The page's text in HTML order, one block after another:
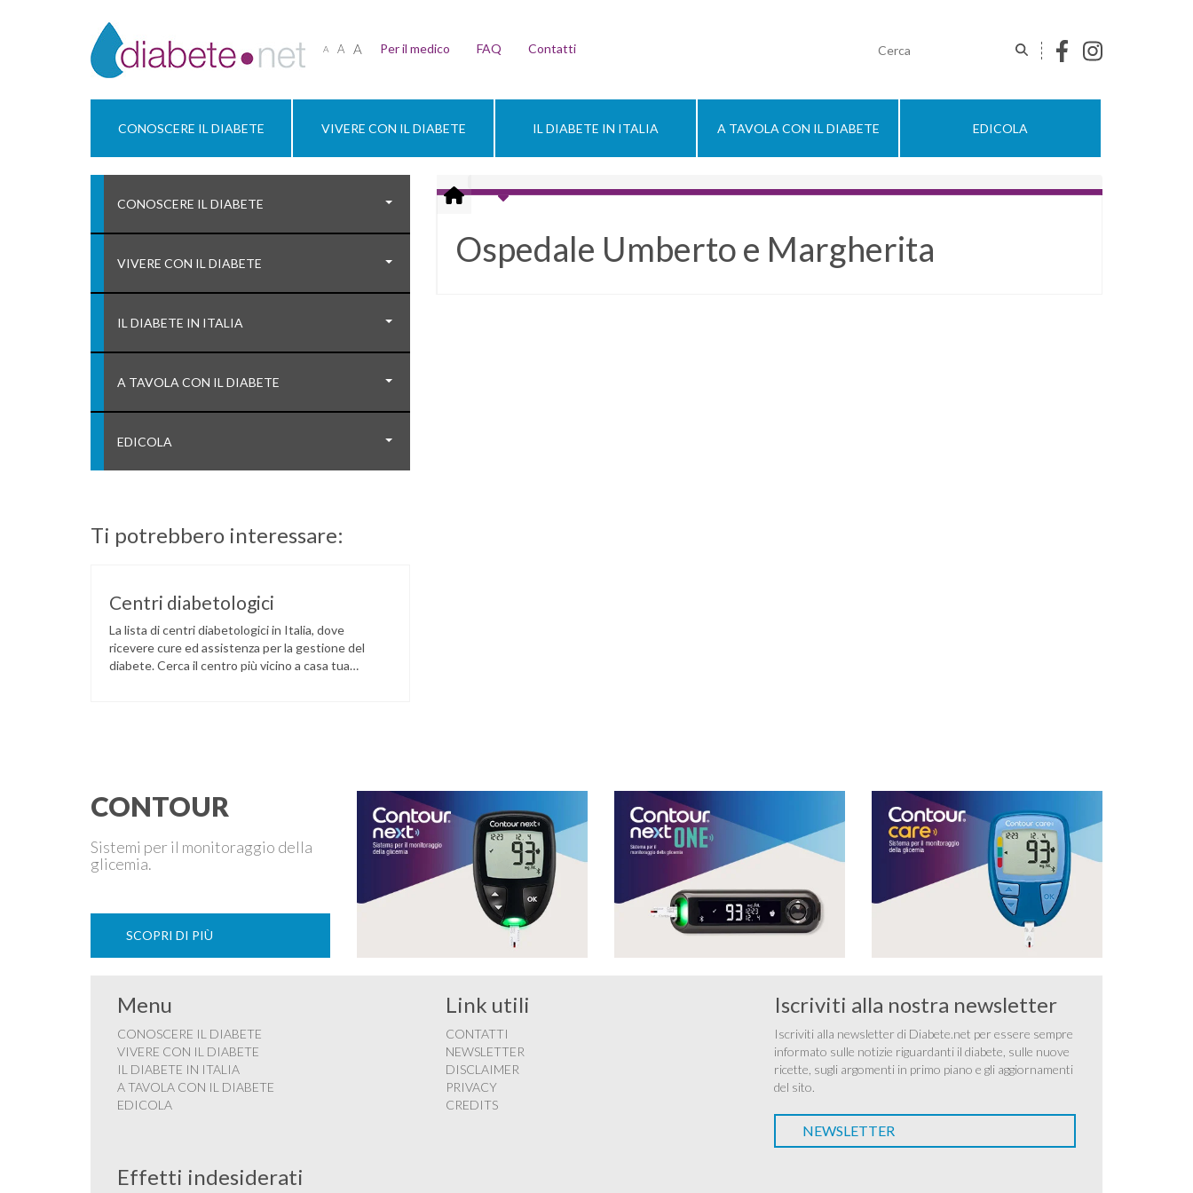
A A A Per il medico FAQ Contatti
CONOSCERE IL DIABETE VIVERE CON IL DIABETE IL DIABETE IN ITALIA A TAVOLA CON IL DIABETE EDICOLA
CONOSCERE IL DIABETE
VIVERE CON IL DIABETE
IL DIABETE IN ITALIA
A TAVOLA CON IL DIABETE
EDICOLA
Ospedale Umberto e Margherita
Ti potrebbero interessare:
Centri diabetologici
La lista di centri diabetologici in Italia, dove
ricevere cure ed assistenza per la gestione del
diabete. Cerca il centro più vicino a casa tua
CONTOUR
Sistemi per il monitoraggio della
glicemia.
SCOPRI DI PIÙ
Menu
CONOSCERE IL DIABETE
VIVERE CON IL DIABETE
IL DIABETE IN ITALIA
A TAVOLA CON IL DIABETE
EDICOLA
Link utili
CONTATTI
NEWSLETTER
DISCLAIMER
PRIVACY
CREDITS
Iscriviti alla nostra newsletter
Iscriviti alla newsletter di Diabete.net per essere sempre
informato sulle notizie riguardanti il diabete, sulle nuove
ricette, sugli argomenti in primo piano e gli aggiornamenti
del sito.
NEWSLETTER
Effetti indesiderati